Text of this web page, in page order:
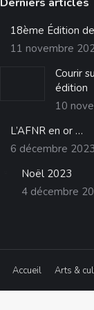
18ème Édition
11 novembre
Courir
édition
10
L’AFNR en or …
6 décembre 2023
Noël 2023
4 décembre
Accueil Arts &